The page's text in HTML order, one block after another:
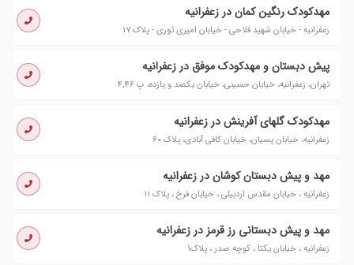
مهدکودک رنگین کمان در زعفرانیه
زعفرانیه - خیابان شهید فلاحی - خیابان امیری ثوری - پلاک ۱۷
پیش دبستان و مهدکودک موفق در زعفرانیه
تهران، زعفرانیه، خیابان حسینی، خیابان یکصد و یازده، پ ۴,۴۶
مهدکودک گلهای آفرینش در زعفرانیه
زعفرانیه، خیابان پسیان، خیابان کافی آبادی، پلاک ۶۰
مهد و پیش دبستان کوشان در زعفرانیه
زعفرانیه ، خیابان مقدس اردبیلی ، خیابان فرخ ، پلاک ۱۱
مهد و پیش دبستانی رز قرمز در زعفرانیه
زعفرانیه ، خیابان یکتا ، کوچه صدر ، پلاک۱